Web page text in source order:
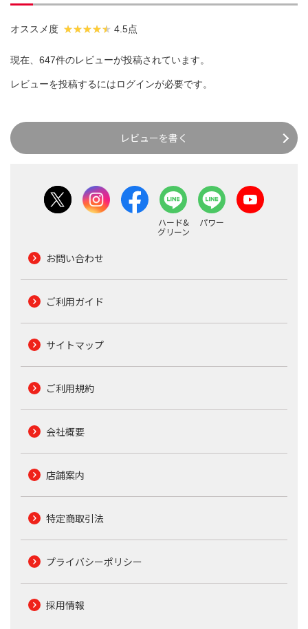
オススメ度 4.5点
現在、647件のレビューが投稿されています。
レビューを投稿するにはログインが必要です。
レビューを書く
ハード&
グリーン
パワー
お問い合わせ
ご利用ガイド
サイトマップ
ご利用規約
会社概要
店舗案内
特定商取引法
プライバシーポリシー
採用情報